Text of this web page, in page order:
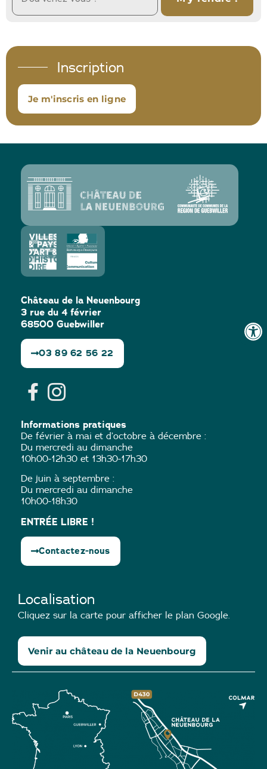
Inscription
Je m'inscris en ligne
Château de la Neuenbourg
3 rue du 4 février
68500 Guebwiller
03 89 62 56 22
Informations pratiques
De février à mai et d’octobre à décembre :
Du mercredi au dimanche
10h00-12h30 et 13h30-17h30
De juin à septembre :
Du mercredi au dimanche
10h00-18h30
ENTRÉE LIBRE !
Contactez-nous
Localisation
Cliquez sur la carte pour afficher le plan Google.
Venir au château de la Neuenbourg